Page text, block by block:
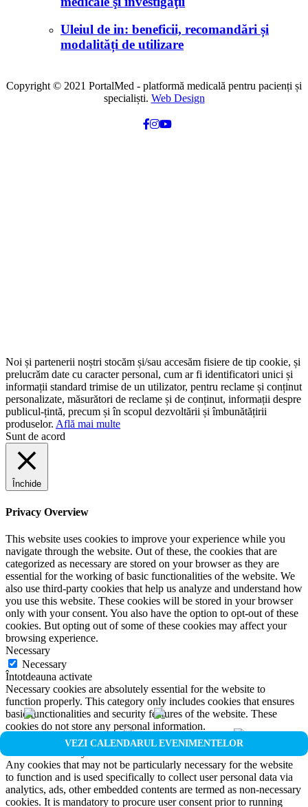
VEZI CALENDARUL EVENIMENTELOR
Uleiul de in: beneficii, recomandări și
modalități de utilizare
Copyright © 2021 PortalMed - platformă medicală pentru pacienți și
specialiști. Web Design
Noi și partenerii noștri stocăm și/sau accesăm fisiere de tip cookie, și
prelucrăm date cu caracter personal, cum ar fi identificatori unici și
informații standard trimise de un utilizator, pentru reclame și conținut
personalizate, măsurători de reclame și de conținut, informații despre
publicul-țintă, precum și în scopul dezvoltării și îmbunătățirii
produselor. Află mai multe
Sunt de acord
Închide
Privacy Overview
This website uses cookies to improve your experience while you
navigate through the website. Out of these, the cookies that are
categorized as necessary are stored on your browser as they are
essential for the working of basic functionalities of the website. We
also use third-party cookies that help us analyze and understand how
you use this website. These cookies will be stored in your browser
only with your consent. You also have the option to opt-out of these
cookies. But opting out of some of these cookies may affect your
browsing experience.
Necessary
Necessary
Întotdeauna activate
Necessary cookies are absolutely essential for the website to
function properly. This category only includes cookies that ensures
basic functionalities and security features of the website. These
cookies do not store any personal information.
Non-necessary
Any cookies that may not be particularly necessary for the website
to function and is used specifically to collect user personal data via
analytics, ads, other embedded contents are termed as non-necessary
cookies. It is mandatory to procure user consent prior to running